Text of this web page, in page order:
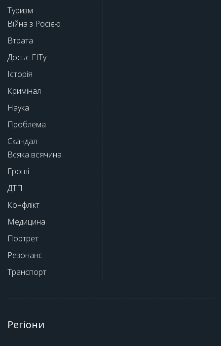
Туризм
Війна з Росією
Втрата
Досьє ГІТу
Історія
Кримінал
Наука
Проблема
Скандал
Всяка всячина
Гроші
ДТП
Конфлікт
Медицина
Портрет
Резонанс
Транспорт
Регіони